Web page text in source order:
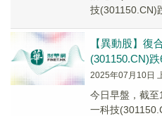
技(301150.CN)
【異動股】復
(301150.CN)
2025年07月10日
今日早盤，截
一科技